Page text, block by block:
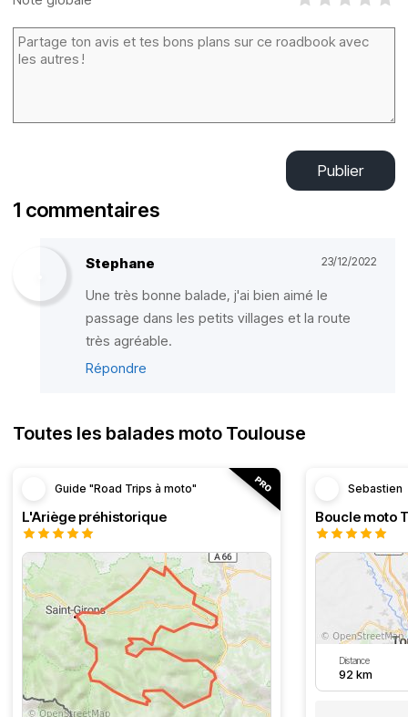
Publier
1 commentaires
Stephane 23/12/2022
Une très bonne balade, j'ai bien aimé le
passage dans les petits villages et la route
très agréable.
Répondre
Toutes les balades moto Toulouse
Guide "Road Trips à moto"
L'Ariège préhistorique
Sebastien
Distance
92 km